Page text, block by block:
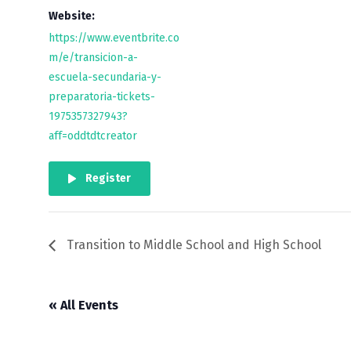
Website:
https://www.eventbrite.co
m/e/transicion-a-
escuela-secundaria-y-
preparatoria-tickets-
1975357327943?
aff=oddtdtcreator
Register
Transition to Middle School and High School
« All Events